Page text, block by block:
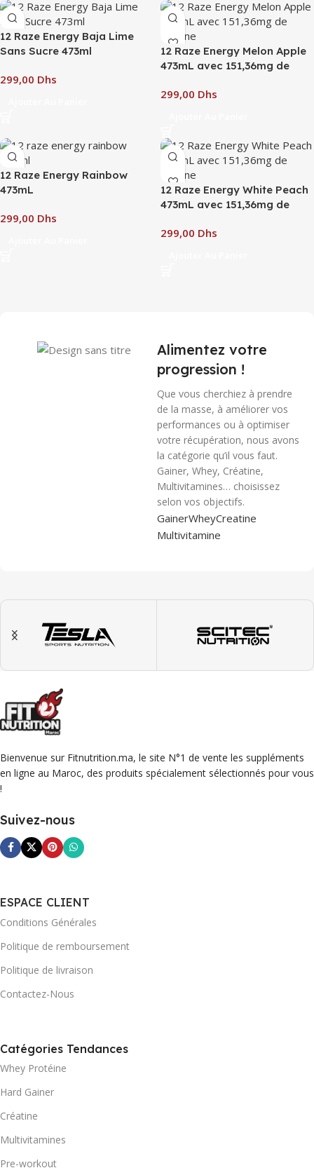
12 Raze Energy Baja Lime
Sans Sucre 473ml
Dhs
12 Raze Energy Melon Apple
473mL avec 151,36mg de
Dhs
12 Raze Energy Rainbow
473mL
Dhs
12 Raze Energy White Peach
473mL avec 151,36mg de
Dhs
Alimentez votre
progression !
Que vous cherchiez à prendre
de la masse, à améliorer vos
performances ou à optimiser
votre récupération, nous avons
la catégorie qu’il vous faut.
Gainer, Whey, Créatine,
Multivitamines… choisissez
selon vos objectifs.
GainerWheyCreatine
Multivitamine
Bienvenue sur Fitnutrition.ma, le site N°1 de vente les suppléments
en ligne au Maroc, des produits spécialement sélectionnés pour vous
!
Suivez-nous
ESPACE CLIENT
Conditions Générales
Politique de remboursement
Politique de livraison
Contactez-Nous
Catégories Tendances
Whey Protéine
Hard Gainer
Créatine
Multivitamines
Pre-workout